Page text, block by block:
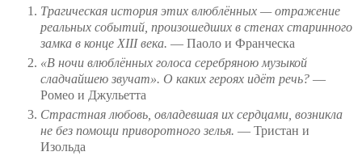
Трагическая история этих влюблённых — отражение
реальных событий, произошедших в стенах старинного
замка в конце XIII века. — Паоло и Франческа
«В ночи влюблённых голоса серебряною музыкой
сладчайшею звучат». О каких героях идёт речь? —
Ромео и Джульетта
Страстная любовь, овладевшая их сердцами, возникла
не без помощи приворотного зелья. — Тристан и
Изольда